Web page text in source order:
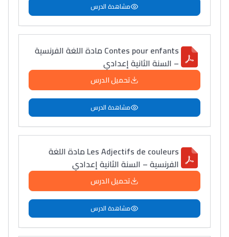
Collège au Maroc
التعليم الثانوي الإعدادي
Post-Bac
Interviews/Vidéos
دليل المهن
دليل التوجيه
التوجيه بالثانوي و الإعدادي
مشاهدة الدرس
Contes pour enfants مادة اللغة الفرنسية
– السنة الثانية إعدادي
تحميل الدرس
مشاهدة الدرس
Les Adjectifs de couleurs مادة اللغة
الفرنسية – السنة الثانية إعدادي
تحميل الدرس
مشاهدة الدرس